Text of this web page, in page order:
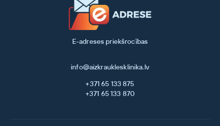
E-adreses priekšrocības
info@aizkrauklesklinika.lv
+371 65 133 875
+371 65 133 870